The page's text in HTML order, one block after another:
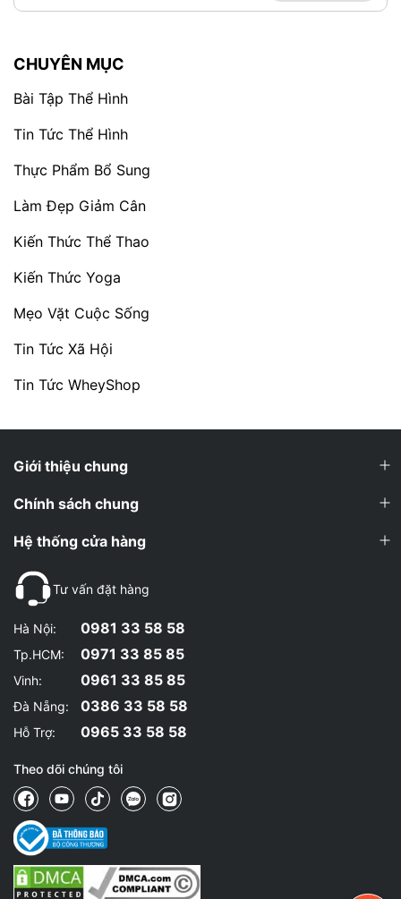
CHUYÊN MỤC
Bài Tập Thể Hình
Tin Tức Thể Hình
Thực Phẩm Bổ Sung
Làm Đẹp Giảm Cân
Kiến Thức Thể Thao
Kiến Thức Yoga
Mẹo Vặt Cuộc Sống
Tin Tức Xã Hội
Tin Tức WheyShop
Giới thiệu chung
Chính sách chung
Hệ thống cửa hàng
Tư vấn đặt hàng
Hà Nội: 0981 33 58 58
Tp.HCM: 0971 33 85 85
Vinh: 0961 33 85 85
Đà Nẵng: 0386 33 58 58
Hỗ Trợ: 0965 33 58 58
Theo dõi chúng tôi